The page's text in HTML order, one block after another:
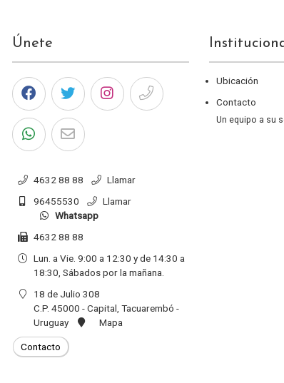
Únete
4632 88 88
Llamar
96455530
Llamar
Whatsapp
4632 88 88
Lun. a Vie. 9:00 a 12:30 y de 14:30 a
18:30, Sábados por la mañana.
18 de Julio 308
C.P. 45000 - Capital, Tacuarembó -
Uruguay
Mapa
Ubicación
Contacto
Un equipo a su